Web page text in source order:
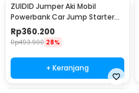
ZUIDID Jumper Aki Mobil
Powerbank Car Jump Starter
12V 20000mAh 800A - R22
Rp360.200
Rp493.900 28%
+ Keranjang